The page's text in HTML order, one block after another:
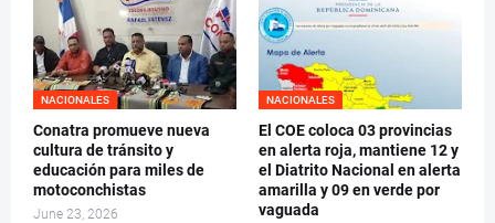
NACIONALES
Conatra promueve nueva
cultura de tránsito y
educación para miles de
motoconchistas
June 23, 2026
NACIONALES
El COE coloca 03 provincias
en alerta roja, mantiene 12 y
el Diatrito Nacional en alerta
amarilla y 09 en verde por
vaguada